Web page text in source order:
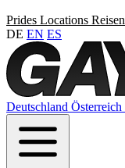
Prides Locations Reisen
DE EN ES
Deutschland Österreich